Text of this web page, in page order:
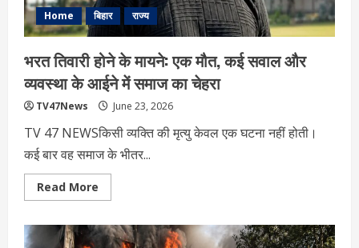
Home बिहार राज्य
भरत तिवारी होने के मायने: एक मौत, कई सवाल और
व्यवस्था के आईने में समाज का चेहरा
TV47News June 23, 2026
TV 47 NEWSकिसी व्यक्ति की मृत्यु केवल एक घटना नहीं होती।
कई बार वह समाज के भीतर...
Read More
more
तिवारी
होने